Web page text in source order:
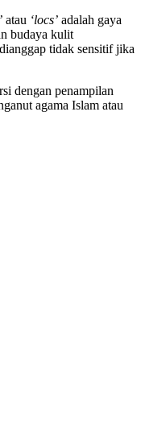
atau ‘locs’ adalah gaya
budaya kulit
tidak sensitif jika
dengan penampilan
agama Islam atau